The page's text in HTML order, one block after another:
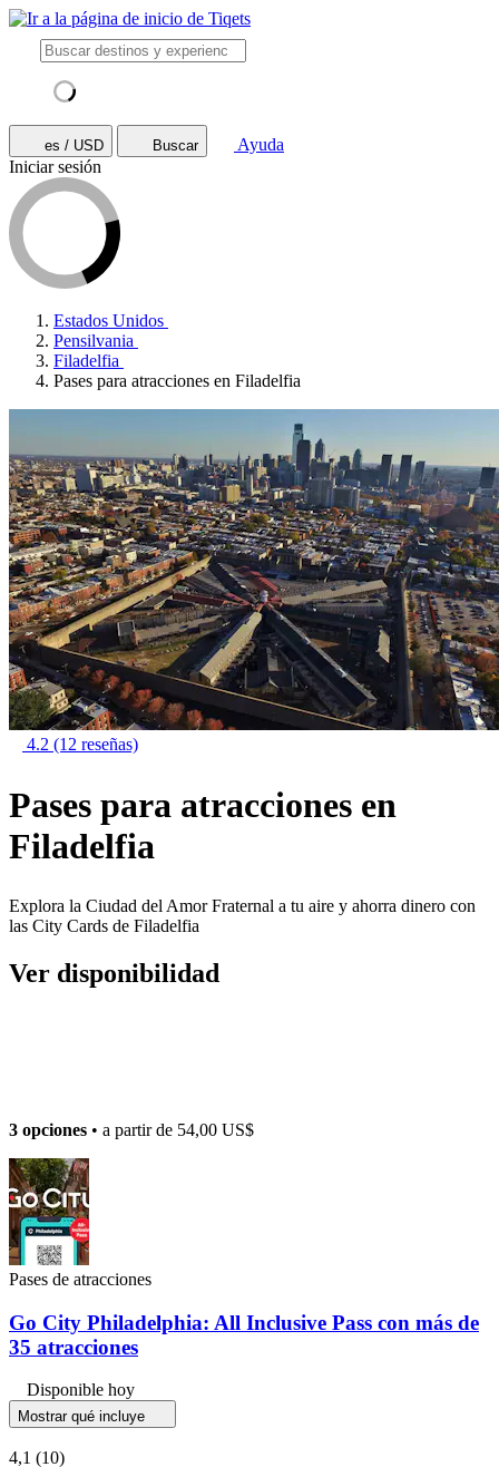
es / USD Buscar
Ayuda
Iniciar sesión
Estados Unidos
Pensilvania
Filadelfia
Pases para atracciones en Filadelfia
4.2 (12 reseñas)
Pases para atracciones en
Filadelfia
Explora la Ciudad del Amor Fraternal a tu aire y ahorra dinero con
las City Cards de Filadelfia
Ver disponibilidad
3 opciones • a partir de 54,00 US$
Pases de atracciones
Go City Philadelphia: All Inclusive Pass con más de
35 atracciones
Disponible hoy
Mostrar qué incluye
4,1 (10)